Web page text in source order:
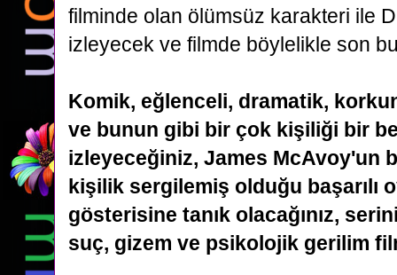
filminde olan ölümsüz karakteri ile
izleyecek ve filmde böylelikle son
Komik, eğlenceli, dramatik,
ve bunun gibi bir çok kişiliği bir
izleyeceğiniz, James McAvoy'un
kişilik sergilemiş olduğu başarılı
gösterisine tanık olacağınız,
suç, gizem ve psikolojik gerilim